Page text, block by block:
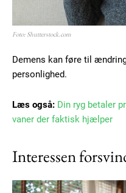
Foto: Shutterstock.com
Demens kan føre til
personlighed.
Læs også: Din ryg betaler
vaner der faktisk hjælper
Interessen